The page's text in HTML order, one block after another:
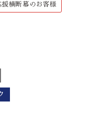
横断幕のお客様